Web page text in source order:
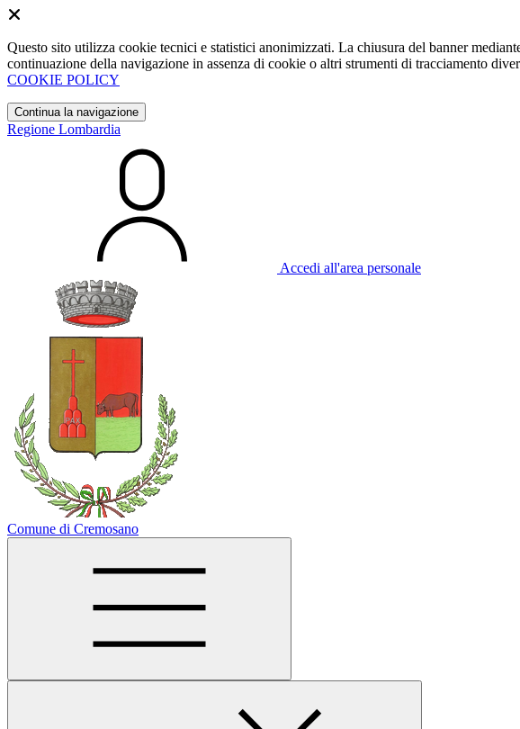
Questo sito utilizza cookie tecnici e statistici anonimizzati. La chiusura del banner
continuazione della navigazione in assenza di cookie o altri strumenti di tracciamento
COOKIE POLICY
Continua la navigazione
Regione Lombardia
Accedi all'area personale
Comune di Cremosano